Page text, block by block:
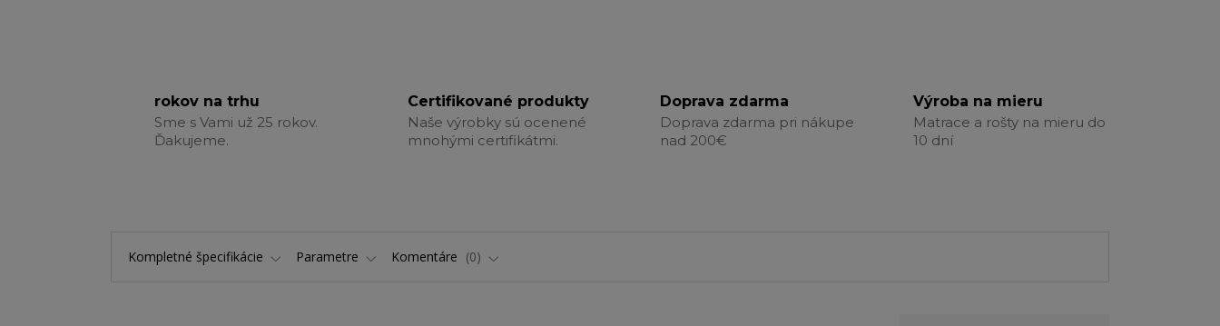
rokov na trhu
Sme s Vami už 25 rokov.
Ďakujeme.
Certifikované produkty
Naše výrobky sú ocenené
mnohými certifikátmi.
Doprava zdarma
Doprava zdarma pri nákupe
nad 200€
Výroba na mieru
Matrace a rošty na mieru do
10 dní
Kompletné špecifikácie Parametre Komentáre 0